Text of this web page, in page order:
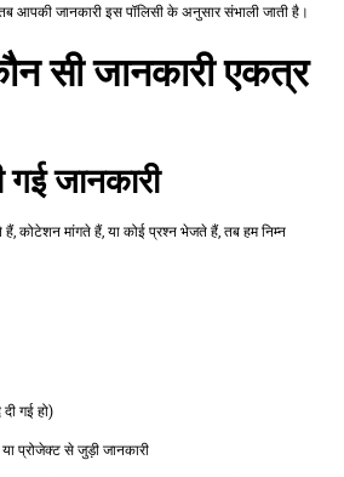
आपकी जानकारी इस पॉलिसी के अनुसार संभाली जाती है।
सी जानकारी एकत्र
गई जानकारी
हैं, कोटेशन मांगते हैं, या कोई प्रश्न भेजते हैं, तब हम निम्न
गई हो)
प्रोजेक्ट से जुड़ी जानकारी